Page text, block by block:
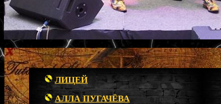
ЛИЦЕЙ
АЛЛА ПУГАЧЁВА